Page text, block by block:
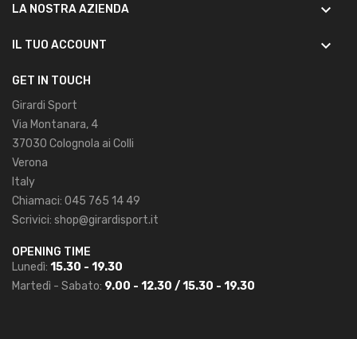
LA NOSTRA AZIENDA keyboard_arrow_down
IL TUO ACCOUNT keyboard_arrow_down
GET IN TOUCH
Girardi Sport
Via Montanara, 4
37030 Colognola ai Colli
Verona
Italy
Chiamaci: 045 765 14 49
Scrivici: shop@girardisport.it
OPENING TIME
Lunedì: 15.30 - 19.30
Martedì - Sabato: 9.00 - 12.30 / 15.30 - 19.30